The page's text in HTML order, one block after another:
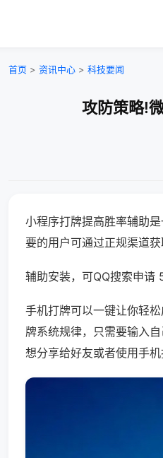
首页 > 资讯中心 > 科技要闻
攻防策略!
小程序打牌提高胜率辅助
要的用户可通过正规渠道获
辅助安装，可QQ搜索申
手机打牌可以一键让你轻
牌系统规律，只需要输入
想分享给好友或者使用手机